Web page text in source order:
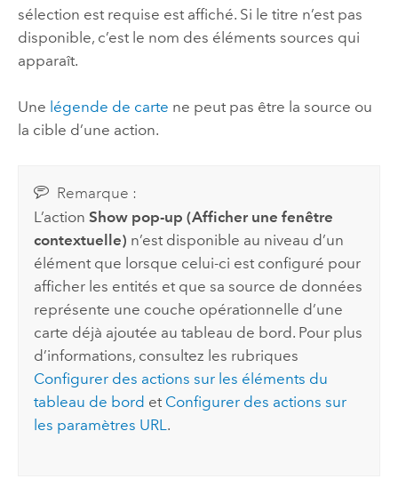
sélection est requise est affiché. Si le titre n’est pas
disponible, c’est le nom des éléments sources qui
apparaît.
Une légende de carte ne peut pas être la source ou
la cible d’une action.
Remarque :
L’actionShow pop-up (Afficher une fenêtre
contextuelle) n’est disponible au niveau d’un
élément que lorsque celui-ci est configuré pour
afficher les entités et que sa source de données
représente une couche opérationnelle d’une
carte déjà ajoutée au tableau de bord. Pour plus
d’informations, consultez les rubriques
Configurer des actions sur les éléments du
tableau de bord et Configurer des actions sur
les paramètres URL .